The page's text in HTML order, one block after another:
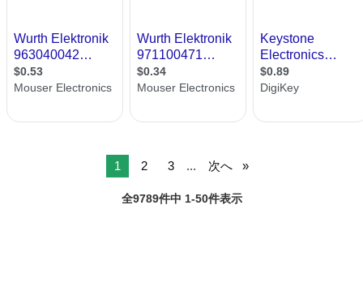
1 2 3 ... 次へ
全9789件中 1-50件表示